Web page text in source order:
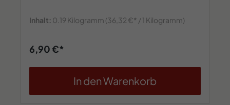
Inhalt: 0.19 Kilogramm (36,32 €* / 1 Kilogramm)
6,90 €*
In den Warenkorb